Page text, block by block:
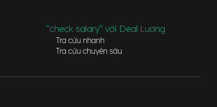
“check salary” với Deal Lương
Tra cứu nhanh
Tra cứu chuyên sâu